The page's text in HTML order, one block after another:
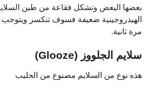
بعضها البعض وتشكل فقاعة من طين
الهيدروجينية ضعيفة فسوف تنكسر ويتوجب
مرة ثانية.
سلايم الجلووز (Glooze)
هذه نوع من السلايم مصنوع من الحليب